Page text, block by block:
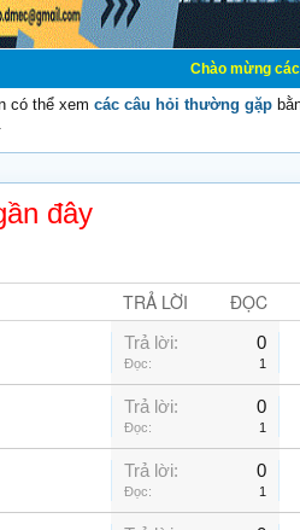
Chào mừng các bạn đến
có thể xem các câu hỏi thường gặp
đây
TRẢ LỜI ĐỌC
Trả lời: 0
Đọc: 1
Trả lời: 0
Đọc: 1
Trả lời: 0
Đọc: 1